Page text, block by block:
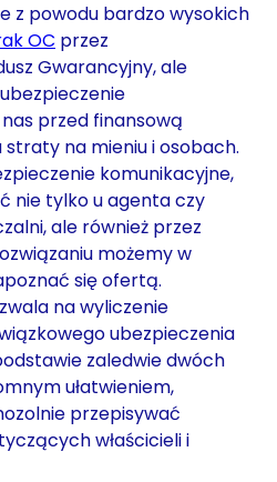
z powodu bardzo wysokich
OC przez
Gwarancyjny, ale
przed finansową
na mieniu i osobach.
komunikacyjne,
nie tylko u agenta czy
ale również przez
możemy w
się ofertą.
na wyliczenie
ubezpieczenia
zaledwie dwóch
ułatwieniem,
przepisywać
właścicieli i